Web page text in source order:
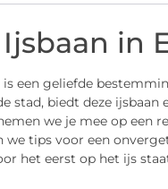
in
is een geliefde
stad, biedt deze
we je mee op een
tips voor een
het eerst op het ijs